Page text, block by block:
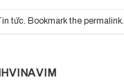
tức. Bookmark the permalink.